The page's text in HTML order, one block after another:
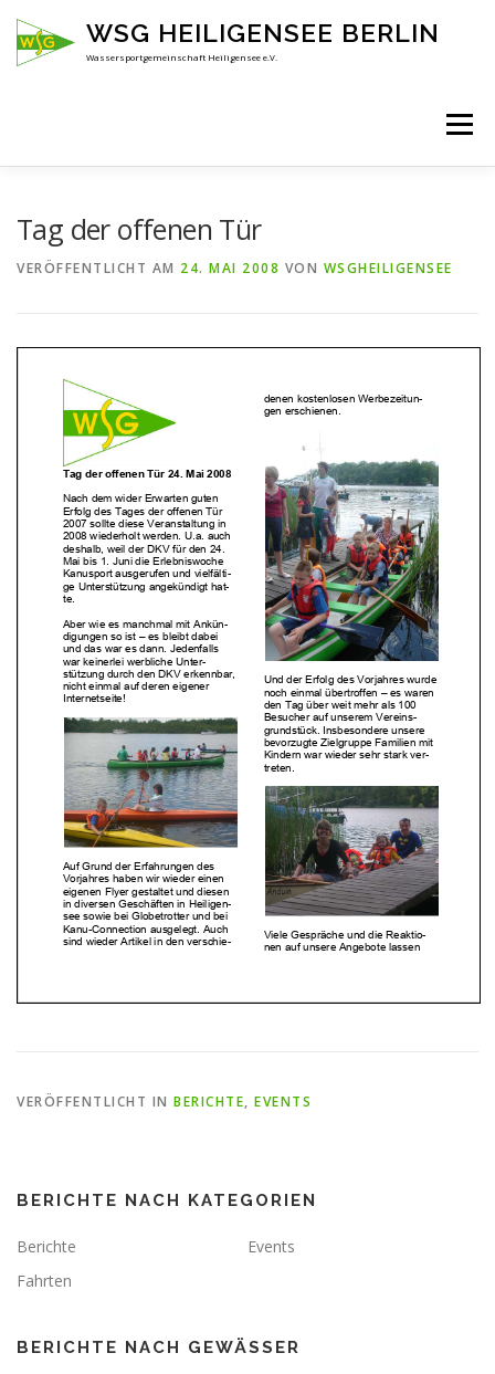
Inhalt
springen
WSG HEILIGENSEE BERLIN
Wassersportgemeinschaft Heiligensee e.V.
Menü
Tag der offenen Tür
VERÖFFENTLICHT AM 24. MAI 2008 VON WSGHEILIGENSEE
VERÖFFENTLICHT IN BERICHTE, EVENTS
BERICHTE NACH KATEGORIEN
Berichte
Events
Fahrten
BERICHTE NACH GEWÄSSER